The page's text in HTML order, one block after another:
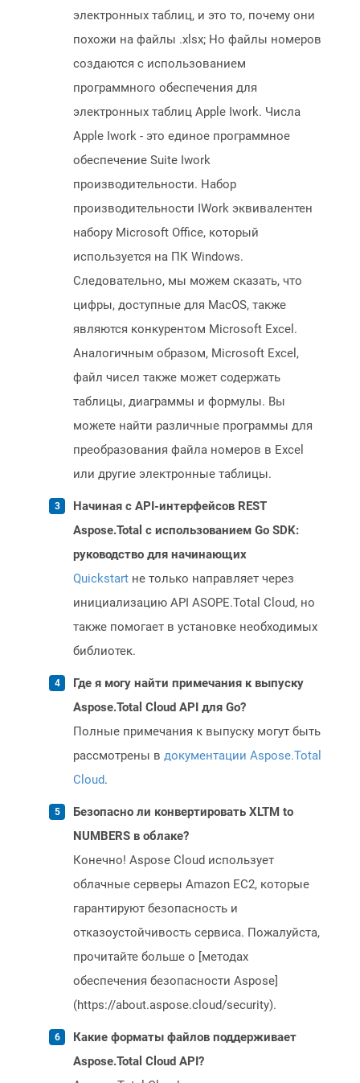
электронных таблиц, и это то, почему они
похожи на файлы .xlsx; Но файлы номеров
создаются с использованием
программного обеспечения для
электронных таблиц Apple Iwork. Числа
Apple Iwork - это единое программное
обеспечение Suite Iwork
производительности. Набор
производительности IWork эквивалентен
набору Microsoft Office, который
используется на ПК Windows.
Следовательно, мы можем сказать, что
цифры, доступные для MacOS, также
являются конкурентом Microsoft Excel.
Аналогичным образом, Microsoft Excel,
файл чисел также может содержать
таблицы, диаграммы и формулы. Вы
можете найти различные программы для
преобразования файла номеров в Excel
или другие электронные таблицы.
Начиная с API-интерфейсов REST
Aspose.Total с использованием Go SDK:
руководство для начинающих
Quickstart не только направляет через
инициализацию API ASOPE.Total Cloud, но
также помогает в установке необходимых
библиотек.
Где я могу найти примечания к выпуску
Aspose.Total Cloud API для Go?
Полные примечания к выпуску могут быть
рассмотрены в документации Aspose.Total
Cloud.
Безопасно ли конвертировать XLTM to
NUMBERS в облаке?
Конечно! Aspose Cloud использует
облачные серверы Amazon EC2, которые
гарантируют безопасность и
отказоустойчивость сервиса. Пожалуйста,
прочитайте больше о [методах
обеспечения безопасности Aspose]
(https://about.aspose.cloud/security).
Какие форматы файлов поддерживает
Aspose.Total Cloud API?